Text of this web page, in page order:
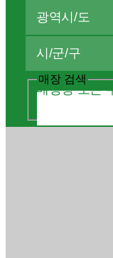
광역시/도
시/군/구
매장 검색
매장명 또는